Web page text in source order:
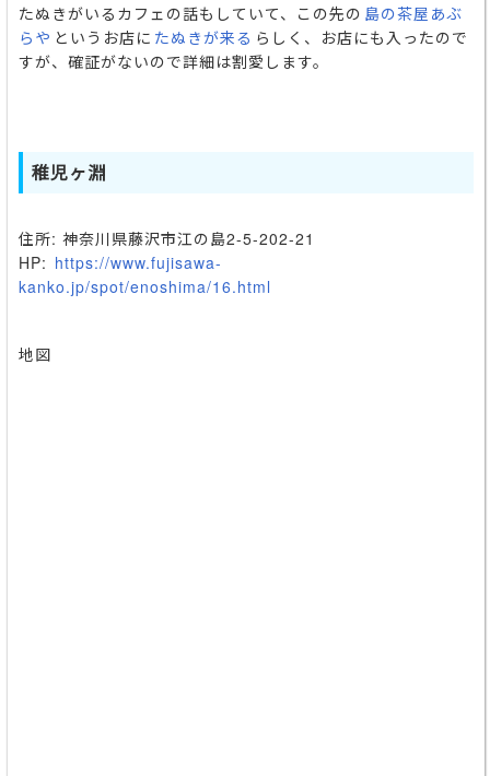
たぬきがいるカフェの話もしていて、この先の 島の茶屋あぶ
らや というお店に たぬきが来る らしく、お店にも入ったので
すが、確証がないので詳細は割愛します。
稚児ヶ淵
住所: 神奈川県藤沢市江の島2-5-202-21
HP: https://www.fujisawa-
kanko.jp/spot/enoshima/16.html
地図